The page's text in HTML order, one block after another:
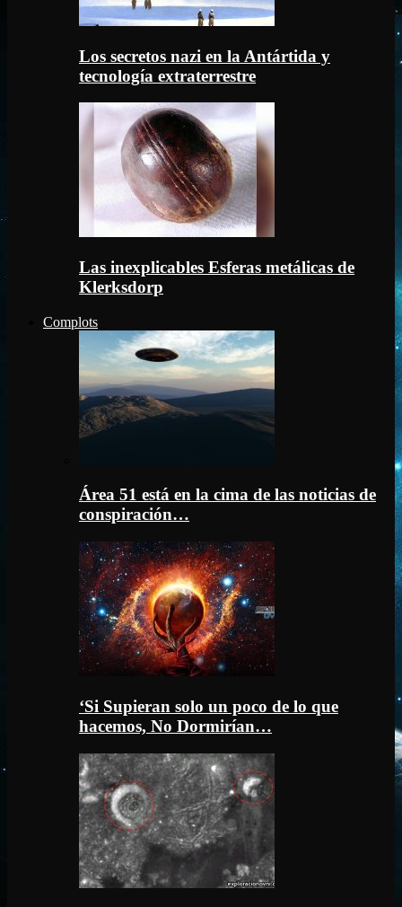
Los secretos nazi en la Antártida y
tecnología extraterrestre
Las inexplicables Esferas metálicas de
Klerksdorp
Complots
Área 51 está en la cima de las noticias de
conspiración…
‘Si Supieran solo un poco de lo que
hacemos, No Dormirían…